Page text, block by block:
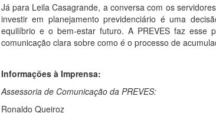
Já para Leila Casagrande, a conversa com os
investir em planejamento previdenciário é uma
equilíbrio e o bem-estar futuro. A PREVES faz esse
comunicação clara sobre como é o processo de
Informações à Imprensa:
Assessoria de Comunicação da PREVES:
Ronaldo Queiroz